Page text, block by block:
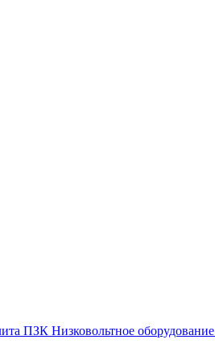
ПЗК Низковольтное оборудование